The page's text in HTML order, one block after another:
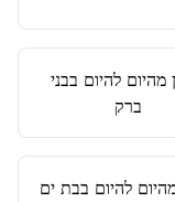
מהיום להיום בבני
ברק
מהיום להיום בבת ים